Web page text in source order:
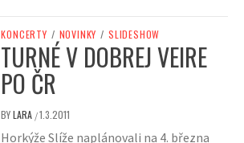
KONCERTY / NOVINKY / SLIDESHOW
TURNÉ V DOBREJ VEIRE
PO ČR
BYLARA /1.3.2011
Horkýže Slíže naplánovali na 4. března